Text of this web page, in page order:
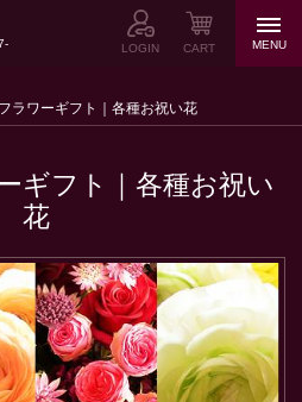
LOGIN CART MENU
ラワーギフト｜各種お祝い花
ギフト｜各種お祝い
花